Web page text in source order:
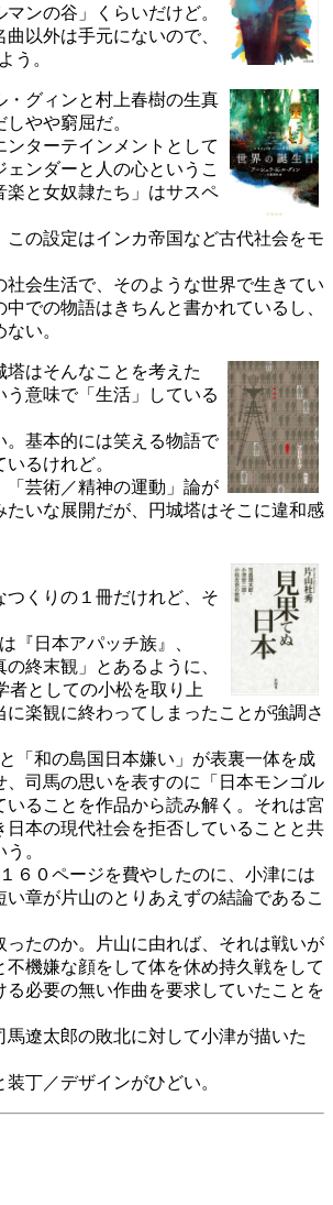
ンの谷」くらいだけど。
以外は手元にないので、
う。
・グィンと村上春樹の生真
やや窮屈だ。
ターテインメントとして
ンダーと人の心というこ
と女奴隷たち」はサスペ
の設定はインカ帝国など古代社会をモ
会生活で、そのような世界で生きてい
での物語はきちんと書かれているし、
い。
はそんなことを考えた
意味で「生活」している
基本的には笑える物語で
るけれど。
芸術／精神の運動」論が
いな展開だが、円城塔はそこに違和感
くりの１冊だけれど、そ
『日本アパッチ族』、
終末観」とあるように、
者としての小松を取り上
楽観に終わってしまったことが強調さ
「和の島国日本嫌い」が表裏一体を成
司馬の思いを表すのに「日本モンゴル
ることを作品から読み解く。それは宮
本の現代社会を拒否していることと共
。
６０ページを費やしたのに、小津には
章が片山のとりあえずの結論であるこ
たのか。片山に由れば、それは戦いが
機嫌な顔をして体を休め持久戦をして
必要の無い作曲を要求していたことを
遼太郎の敗北に対して小津が描いた
丁／デザインがひどい。